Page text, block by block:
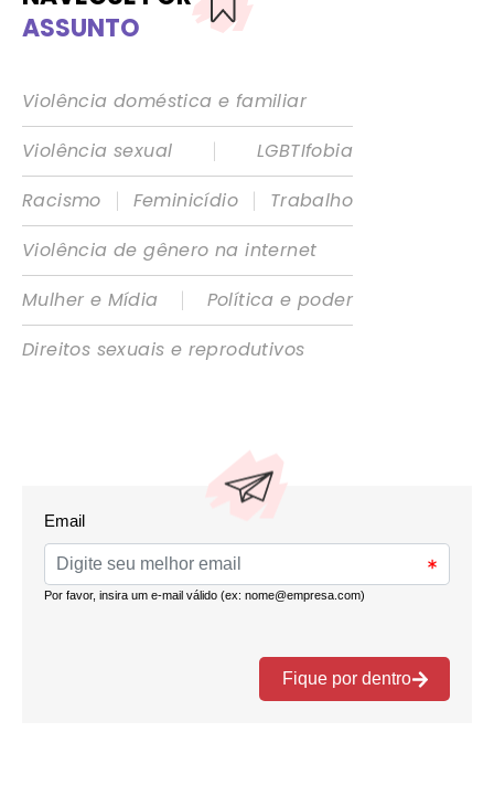
ASSUNTO
Violência doméstica e familiar
Violência sexual
|
LGBTIfobia
Racismo
| Feminicídio |
Trabalho
Violência de gênero na internet
Mulher e Mídia
|
Política e poder
Direitos sexuais e reprodutivos